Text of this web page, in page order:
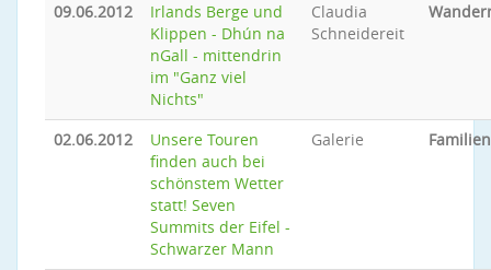
09.06.2012
Irlands Berge und
Klippen - Dhún na
nGall - mittendrin
im "Ganz viel
Nichts"
Claudia
Schneidereit
02.06.2012
Unsere Touren
finden auch bei
schönstem Wetter
statt! Seven
Summits der Eifel -
Schwarzer Mann
Galerie